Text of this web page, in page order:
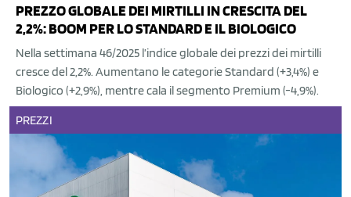
PREZZO GLOBALE DEI MIRTILLI IN CRESCITA DEL
2,2%: BOOM PER LO STANDARD E IL BIOLOGICO
Nella settimana 46/2025 l’indice globale dei prezzi dei mirtilli
cresce del 2,2%. Aumentano le categorie Standard (+3,4%) e
Biologico (+2,9%), mentre cala il segmento Premium (-4,9%).
PREZZI